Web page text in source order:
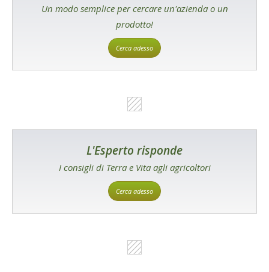
Un modo semplice per cercare un'azienda o un
prodotto!
Cerca adesso
L'Esperto risponde
I consigli di Terra e Vita agli agricoltori
Cerca adesso